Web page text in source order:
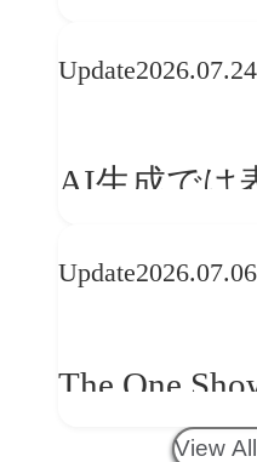
──「優れた
か
Update2026.07.24
AI生成では
望
Update2026.07.06
The One
エイティ
View